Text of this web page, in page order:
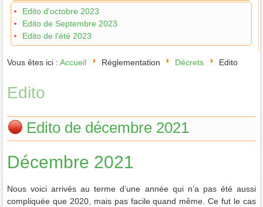
Edito d'octobre 2023
Edito de Septembre 2023
Edito de l'été 2023
Vous êtes ici :Accueil Réglementation Décrets Edito
Edito
Edito de décembre 2021
Décembre 2021
Nous voici arrivés au terme d’une année qui n’a pas été aussi
compliquée que 2020, mais pas facile quand même. Ce fut le cas